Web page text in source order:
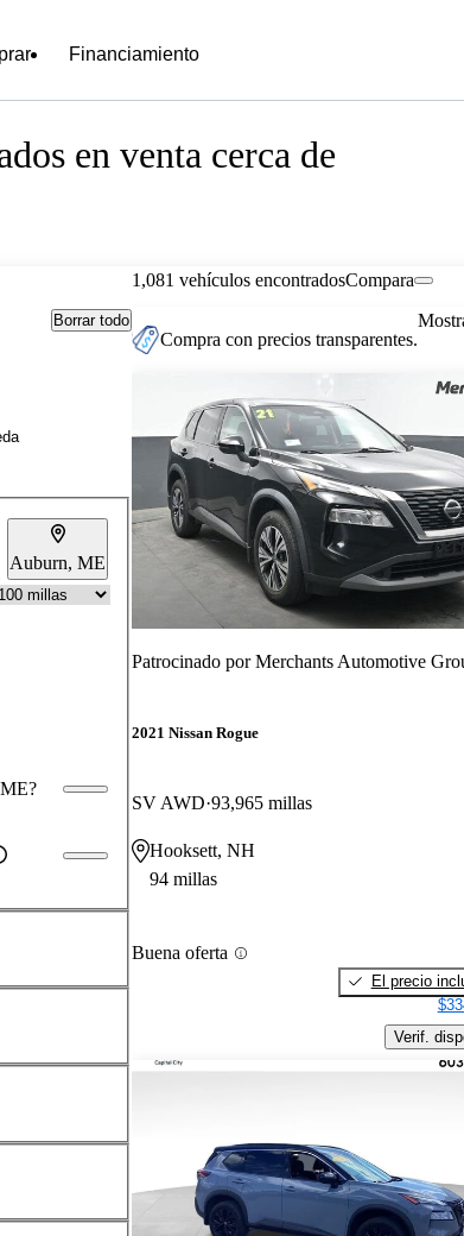
Financiamiento
en venta cerca de
Borrar todo
Auburn, ME
1,081 vehículos encontradosCompara
Compra con precios transparentes.
Patrocinado porMerchants Automotive
2021 Nissan Rogue
SV AWD 93,965 millas
Hooksett, NH
94 millas
Buena oferta
El precio
Verif.